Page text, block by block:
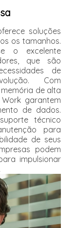
soluções
os tamanhos.
o excelente
que são
de
Com
de alta
garantem
de dados.
técnico
para
de seus
podem
impulsionar